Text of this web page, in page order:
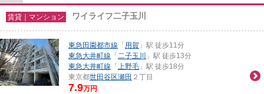
賃貸｜マンション ワイライフ二子玉川
東急田園都市線 「用賀 」駅 徒歩11分
東急大井町線 「二子玉川
」駅 徒歩13分
東急大井町線 「 上野毛 」駅 徒歩18分
東京都世田谷区瀬田 ２丁目
7.9万円